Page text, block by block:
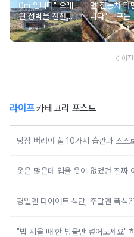
0m 입니다" 오래
된 성벽을 천천히
둘러보며 걷기 좋
은 여행지
면 전동차 타
니다" 누구든
로 편하게 힐
기 좋은 옛
이전
라이프카테고리 포스트
당장 버려야 할 10가지 습관과 스스
옷은 많은데 입을 옷이 없었던 진짜
평일엔 다이어트 식단, 주말엔 폭식
"밥 지을 때 한 방울만 넣어보세요"